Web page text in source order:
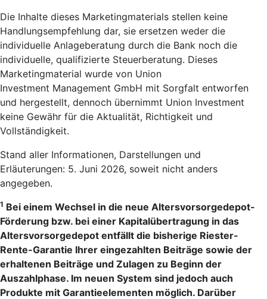
Die Inhalte dieses Marketingmaterials stellen keine
Handlungsempfehlung dar, sie ersetzen weder die
individuelle Anlageberatung durch die Bank noch die
individuelle, qualifizierte Steuerberatung. Dieses
Marketingmaterial wurde von Union
Investment Management GmbH mit Sorgfalt entworfen
und hergestellt, dennoch übernimmt Union Investment
keine Gewähr für die Aktualität, Richtigkeit und
Vollständigkeit.
Stand aller Informationen, Darstellungen und
Erläuterungen: 5. Juni 2026, soweit nicht anders
angegeben.
1 Bei einem Wechsel in die neue Altersvorsorgedepot-
Förderung bzw. bei einer Kapitalübertragung in das
Altersvorsorgedepot entfällt die bisherige Riester-
Rente-Garantie Ihrer eingezahlten Beiträge sowie der
erhaltenen Beiträge und Zulagen zu Beginn der
Auszahlphase. Im neuen System sind jedoch auch
Produkte mit Garantieelementen möglich. Darüber